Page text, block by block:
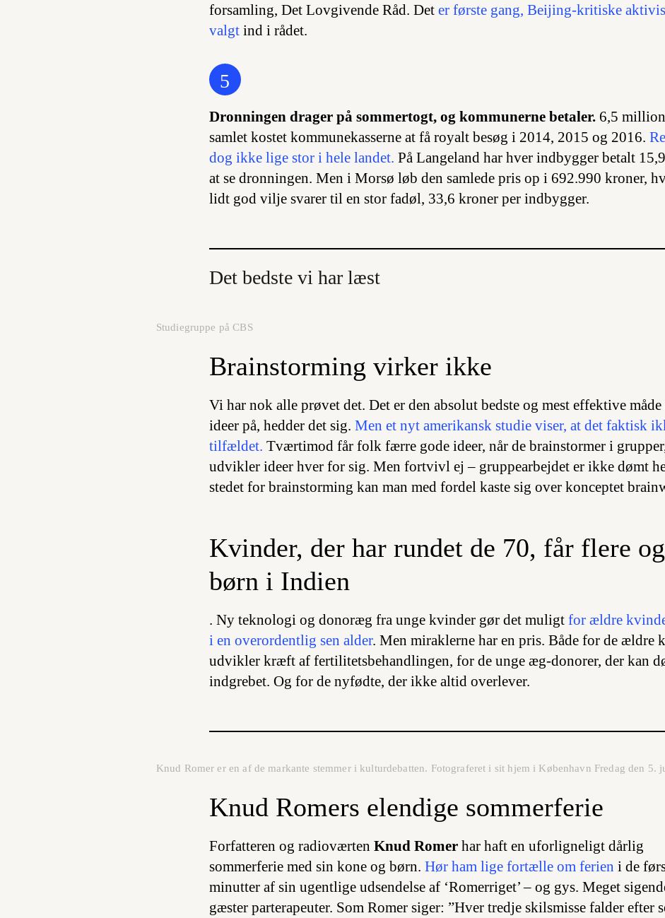
forsamling, Det Lovgivende Råd. Det er første gang, Beijing-kritiske
valgt ind i rådet.
5
Dronningen drager på sommertogt, og kommunerne betaler. 6,5
samlet kostet kommunekasserne at få royalt besøg i 2014, 2015 og 2016.
dog ikke lige stor i hele landet. På Langeland har hver indbygger betalt
at se dronningen. Men i Morsø løb den samlede pris op i 692.990 kroner,
lidt god vilje svarer til en stor fadøl, 33,6 kroner per indbygger.
Det bedste vi har læst
Studiegruppe på CBS
Brainstorming virker ikke
Vi har nok alle prøvet det. Det er den absolut bedste og mest effektive måde
ideer på, hedder det sig. Men et nyt amerikansk studie viser, at det faktisk
tilfældet. Tværtimod får folk færre gode ideer, når de brainstormer i
udvikler ideer hver for sig. Men fortvivl ej – gruppearbejdet er ikke dømt
stedet for brainstorming kan man med fordel kaste sig over konceptet
Kvinder, der har rundet de 70, får flere
børn i Indien
. Ny teknologi og donoræg fra unge kvinder gør det muligt for ældre
i en overordentlig sen alder. Men miraklerne har en pris. Både for de ældre
udvikler kræft af fertilitetsbehandlingen, for de unge æg-donorer, der kan
indgrebet. Og for de nyfødte, der ikke altid overlever.
Knud Romer er en af de markante stemmer i kulturdebatten. Fotograferet i sit hjem i København Fredag den 5.
Knud Romers elendige sommerferie
Forfatteren og radioværten Knud Romer har haft en uforligneligt dårlig
sommerferie med sin kone og børn. Hør ham lige fortælle om ferien i de
minutter af sin ugentlige udsendelse af ‘Romerriget’ – og gys. Meget
gæster parterapeuter. Som Romer siger: ”Hver tredje skilsmisse falder efter